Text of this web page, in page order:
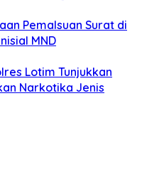
Pemalsuan Surat di
MND
Lotim Tunjukkan
Narkotika Jenis